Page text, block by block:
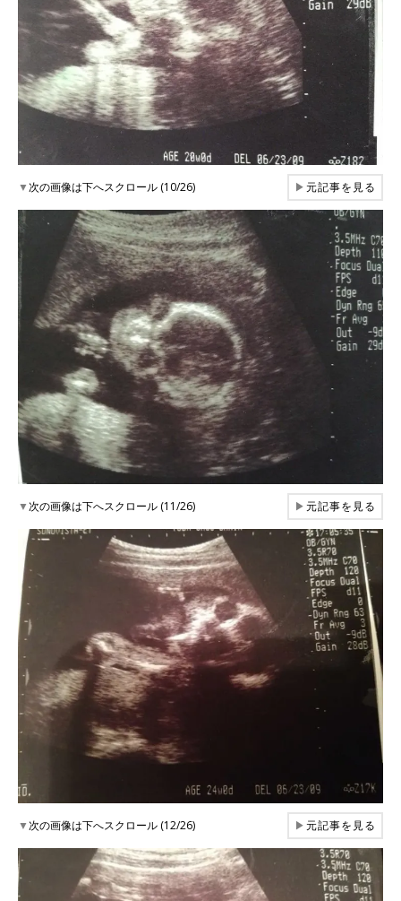
▼次の画像は下へスクロール (10/26) ▶元記事を見る
▼次の画像は下へスクロール (11/26) ▶元記事を見る
▼次の画像は下へスクロール (12/26) ▶元記事を見る